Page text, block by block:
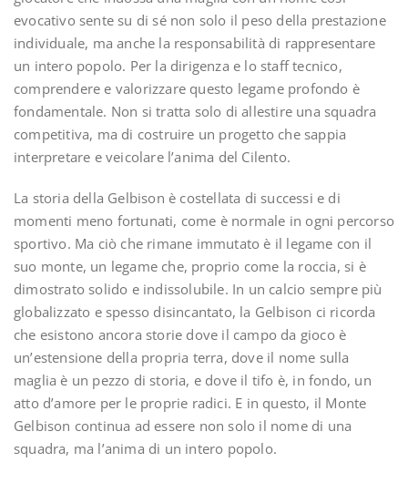
evocativo sente su di sé non solo il peso della prestazione
individuale, ma anche la responsabilità di rappresentare
un intero popolo. Per la dirigenza e lo staff tecnico,
comprendere e valorizzare questo legame profondo è
fondamentale. Non si tratta solo di allestire una squadra
competitiva, ma di costruire un progetto che sappia
interpretare e veicolare l’anima del Cilento.
La storia della Gelbison è costellata di successi e di
momenti meno fortunati, come è normale in ogni percorso
sportivo. Ma ciò che rimane immutato è il legame con il
suo monte, un legame che, proprio come la roccia, si è
dimostrato solido e indissolubile. In un calcio sempre più
globalizzato e spesso disincantato, la Gelbison ci ricorda
che esistono ancora storie dove il campo da gioco è
un’estensione della propria terra, dove il nome sulla
maglia è un pezzo di storia, e dove il tifo è, in fondo, un
atto d’amore per le proprie radici. E in questo, il Monte
Gelbison continua ad essere non solo il nome di una
squadra, ma l’anima di un intero popolo.